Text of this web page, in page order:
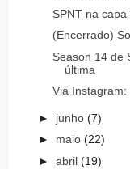
SPNT na
(Encerrado)
Season 14 de
última
Via
► junho (7)
► maio (22)
► abril (19)